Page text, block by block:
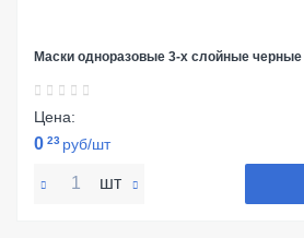
Маски одноразовые 3-х слойные черные
Цена:
0 23 руб/шт
шт